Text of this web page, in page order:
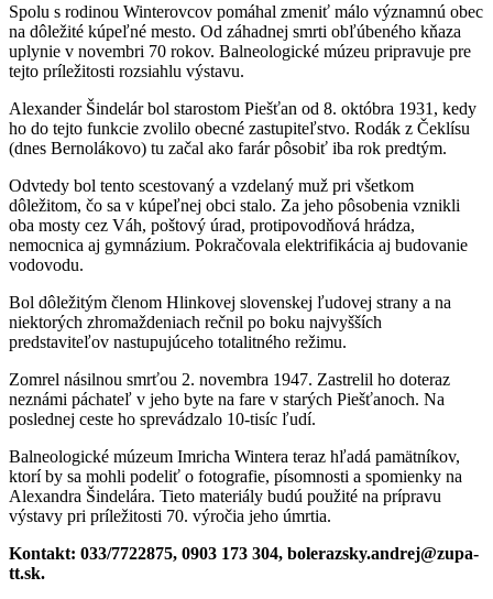
Spolu s rodinou Winterovcov pomáhal zmeniť málo významnú obec
na dôležité kúpeľné mesto. Od záhadnej smrti obľúbeného kňaza
uplynie v novembri 70 rokov. Balneologické múzeu pripravuje pre
tejto príležitosti rozsiahlu výstavu.
Alexander Šindelár bol starostom Piešťan od 8. októbra 1931, kedy
ho do tejto funkcie zvolilo obecné zastupiteľstvo. Rodák z Čeklísu
(dnes Bernolákovo) tu začal ako farár pôsobiť iba rok predtým.
Odvtedy bol tento scestovaný a vzdelaný muž pri všetkom
dôležitom, čo sa v kúpeľnej obci stalo. Za jeho pôsobenia vznikli
oba mosty cez Váh, poštový úrad, protipovodňová hrádza,
nemocnica aj gymnázium. Pokračovala elektrifikácia aj budovanie
vodovodu.
Bol dôležitým členom Hlinkovej slovenskej ľudovej strany a na
niektorých zhromaždeniach rečnil po boku najvyšších
predstaviteľov nastupujúceho totalitného režimu.
Zomrel násilnou smrťou 2. novembra 1947. Zastrelil ho doteraz
neznámi páchateľ v jeho byte na fare v starých Piešťanoch. Na
poslednej ceste ho sprevádzalo 10-tisíc ľudí.
Balneologické múzeum Imricha Wintera teraz hľadá pamätníkov,
ktorí by sa mohli podeliť o fotografie, písomnosti a spomienky na
Alexandra Šindelára. Tieto materiály budú použité na prípravu
výstavy pri príležitosti 70. výročia jeho úmrtia.
Kontakt: 033/7722875, 0903 173 304, bolerazsky.andrej@zupa-
tt.sk.